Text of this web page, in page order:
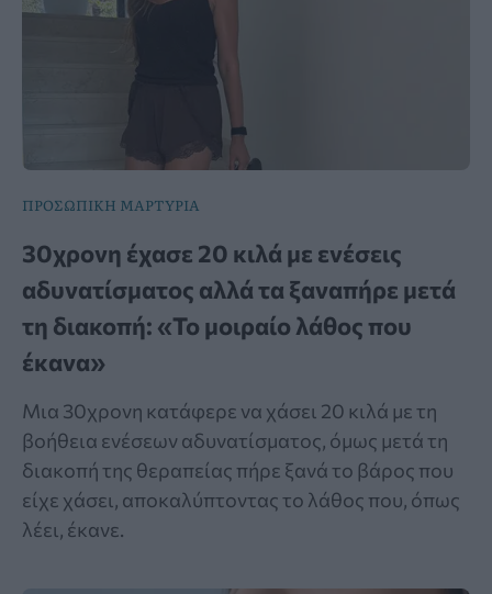
ΠΡΟΣΩΠΙΚΗ ΜΑΡΤΥΡΙΑ
30χρονη έχασε 20 κιλά με ενέσεις
αδυνατίσματος αλλά τα ξαναπήρε μετά
τη διακοπή: «Το μοιραίο λάθος που
έκανα»
Μια 30χρονη κατάφερε να χάσει 20 κιλά με τη
βοήθεια ενέσεων αδυνατίσματος, όμως μετά τη
διακοπή της θεραπείας πήρε ξανά το βάρος που
είχε χάσει, αποκαλύπτοντας το λάθος που, όπως
λέει, έκανε.